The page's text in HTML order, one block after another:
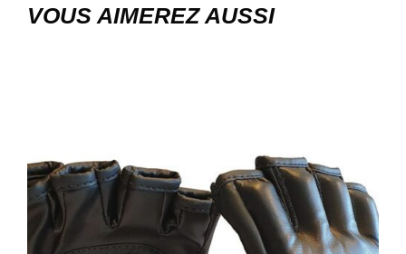
VOUS AIMEREZ AUSSI